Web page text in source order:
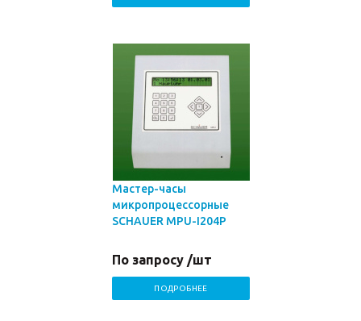
Мастер-часы
микропроцессорные
SCHAUER MPU-I204P
По запросу /шт
ПОДРОБНЕЕ